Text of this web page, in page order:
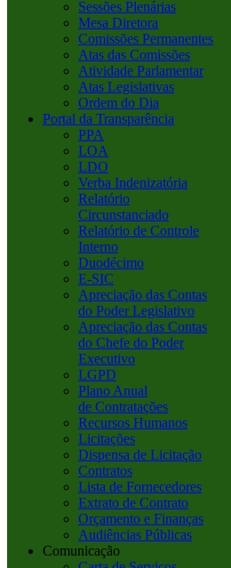
Sessões Plenárias
Mesa Diretora
Comissões Permanentes
Atas das Comissões
Atividade Parlamentar
Atas Legislativas
Ordem do Dia
Portal da Transparência
PPA
LOA
LDO
Verba Indenizatória
Relatório
Circunstanciado
Relatório de Controle
Interno
Duodécimo
E-SIC
Apreciação das Contas
do Poder Legislativo
Apreciação das Contas
do Chefe do Poder
Executivo
LGPD
Plano Anual
de Contratações
Recursos Humanos
Licitações
Dispensa de Licitação
Contratos
Lista de Fornecedores
Extrato de Contrato
Orçamento e Finanças
Audiências Públicas
Comunicação